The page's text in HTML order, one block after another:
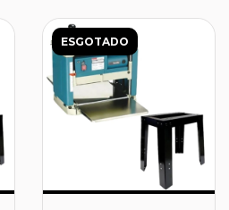
ESGOTADO